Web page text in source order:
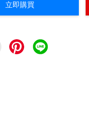
立即購買